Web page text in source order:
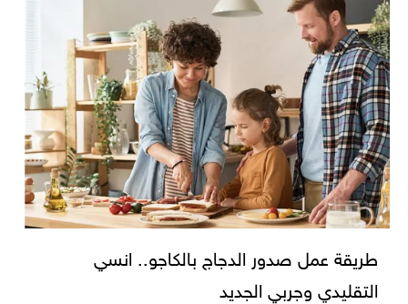
طريقة عمل صدور الدجاج بالكاجو.. انسي
التقليدي وجربي الجديد